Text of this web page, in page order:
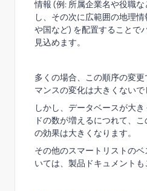
情報 (例: 所属企業名や役職
し、その次に広範囲の地理情
や国など) を配置することで
見込めます。
多くの場合、この順序の変
マンスの変化は大きくないで
しかし、データベースが大
ドの数が増えるにつれて、
の効果は大きくなります。
その他のスマートリストの
いては、製品ドキュメントも